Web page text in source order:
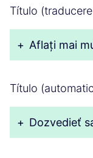
Título
+ Aflați mai
Título
+ Dozvedieť